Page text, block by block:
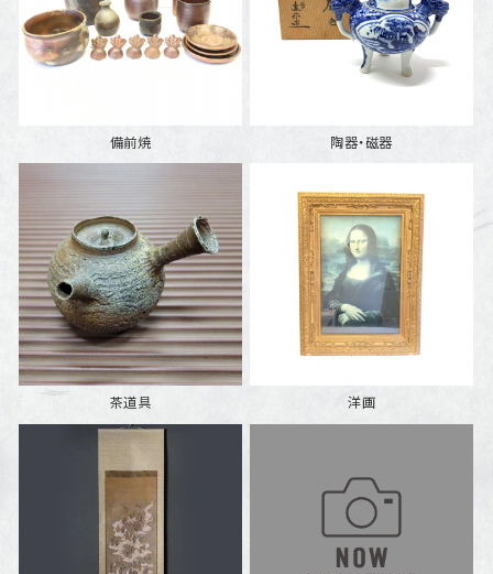
備前焼 陶器・磁器
茶道具 洋画